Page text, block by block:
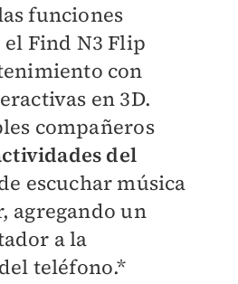
funciones
Find N3 Flip
con
en 3D.
compañeros
del
escuchar música
agregando un
a la
teléfono.*